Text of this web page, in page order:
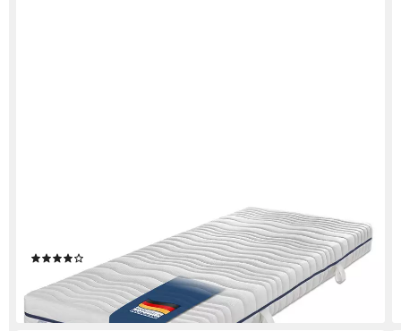
optimale Körperkonturanpassung, produziert in
ab 119,00 €
lieferbar - in 4-5 Werktagen bei dir